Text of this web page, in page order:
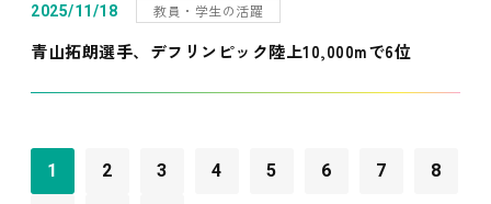
2025/11/18 教員・学生の活躍
青山拓朗選手、デフリンピック陸上10,000mで6位
1 2 3 4 5 6 7 8